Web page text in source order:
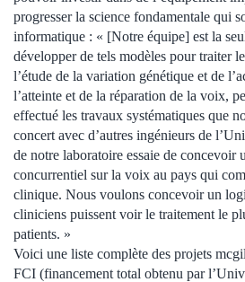
progresser la science fondamentale qui
informatique : « [Notre équipe] est la
développer de tels modèles pour traiter
l’étude de la variation génétique et de
l’atteinte et de la réparation de la voix,
effectué les travaux systématiques que
concert avec d’autres ingénieurs de
de notre laboratoire essaie de concevoir
concurrentiel sur la voix au pays qui
clinique. Nous voulons concevoir un
cliniciens puissent voir le traitement le
patients. »
Voici une liste complète des projets
FCI (financement total obtenu par